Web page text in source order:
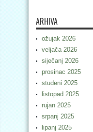
ARHIVA
ožujak 2026
veljača 2026
siječanj 2026
prosinac 2025
studeni 2025
listopad 2025
rujan 2025
srpanj 2025
lipanj 2025